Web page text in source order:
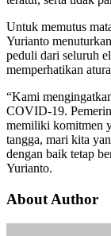
Untuk memutus
Yurianto
peduli dari seluruh
memperhatikan
“Kami
COVID-19.
memiliki komitmen
tangga, mari kita
dengan baik tetap
Yurianto.
About Author